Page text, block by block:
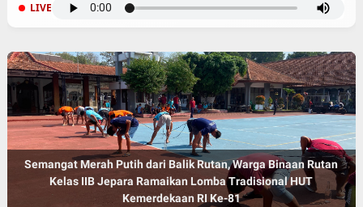
LIVE
Semangat Merah Putih dari Balik Rutan, Warga Binaan Rutan
Kelas IIB Jepara Ramaikan Lomba Tradisional HUT
Kemerdekaan RI Ke-81